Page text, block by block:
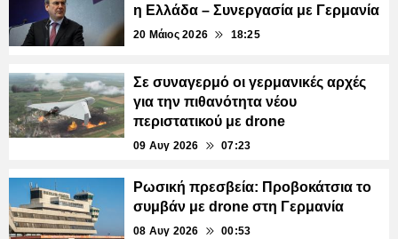
η Ελλάδα – Συνεργασία με Γερμανία
20 Μάιος 2026 18:25
Σε συναγερμό οι γερμανικές αρχές
για την πιθανότητα νέου
περιστατικού με drone
09 Αυγ 2026 07:23
Ρωσική πρεσβεία: Προβοκάτσια το
συμβάν με drone στη Γερμανία
08 Αυγ 2026 00:53